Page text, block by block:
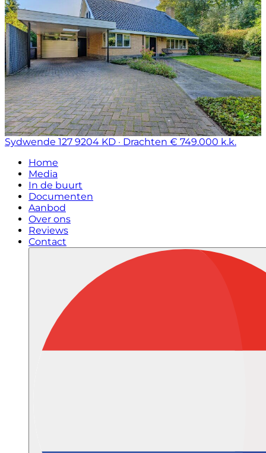
Sydwende 127 9204 KD · Drachten € 749.000 k.k.
Home
Media
In de buurt
Documenten
Aanbod
Over ons
Reviews
Contact